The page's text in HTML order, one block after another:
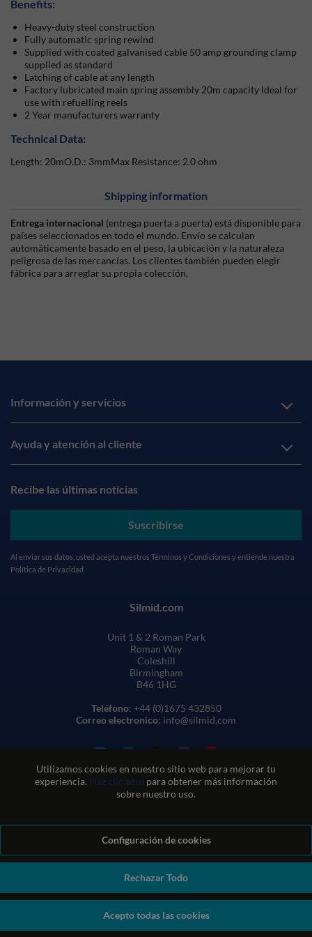
Utilizamos cookies en nuestro sitio web para mejorar tu
experiencia. Haz clic aquí para obtener más información
sobre nuestro uso.
Configuración de cookies
Rechazar Todo
Acepto todas las cookies
Benefits:
Heavy-duty steel construction
Fully automatic spring rewind
Supplied with coated galvanised cable 50 amp grounding clamp
supplied as standard
Latching of cable at any length
Factory lubricated main spring assembly 20m capacity Ideal for
use with refuelling reels
2 Year manufacturers warranty
Technical Data:
Length: 20mO.D.: 3mmMax Resistance: 2.0 ohm
Shipping information
Entrega internacional (entrega puerta a puerta) está disponible para
países seleccionados en todo el mundo. Envío se calculan
automáticamente basado en el peso, la ubicación y la naturaleza
peligrosa de las mercancías. Los clientes también pueden elegir
fábrica para arreglar su propia colección.
Información y servicios
Ayuda y atención al cliente
Recibe las últimas noticias
Suscribirse
Al enviar sus datos, usted acepta nuestros Términos y Condiciones y entiende nuestra
Política de Privacidad
Silmid.com
Unit 1 & 2 Roman Park
Roman Way
Coleshill
Birmingham
B46 1HG
Teléfono: +44 (0)1675 432850
Correo electronico: info@silmid.com
Condiciones generales de venta
Condiciones de uso del sitio web
Política de privacidad y cookies
Política de calidad
Política medioambiental
Política REACH
Declaración sobre la esclavitud moderna
number: GB 338 0755 48|ecommerce by red